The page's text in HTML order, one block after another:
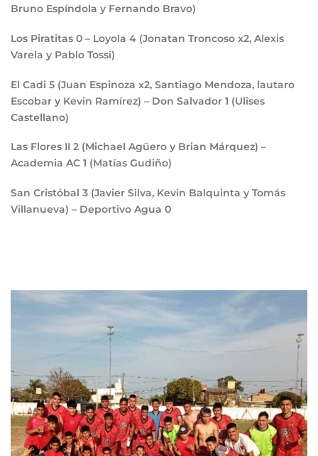
Bruno Espíndola y Fernando Bravo)
Los Piratitas 0 – Loyola 4 (Jonatan Troncoso x2, Alexis
Varela y Pablo Tossi)
El Cadi 5 (Juan Espinoza x2, Santiago Mendoza, lautaro
Escobar y Kevin Ramírez) – Don Salvador 1 (Ulises
Castellano)
Las Flores II 2 (Michael Agüero y Brian Márquez) –
Academia AC 1 (Matías Gudiño)
San Cristóbal 3 (Javier Silva, Kevin Balquinta y Tomás
Villanueva) – Deportivo Agua 0